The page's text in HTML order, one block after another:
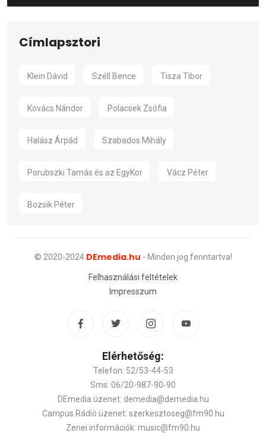
Címlapsztori
Klein Dávid Széll Bence Tisza Tibor
Kovács Nándor Polacsek Zsófia
Halász Árpád Szabados Mihály
Porubszki Tamás és az EgyKor Vácz Péter
Bozsik Péter
© 2020-2024 DEmedia.hu - Minden jog fenntartva!
Felhasználási feltételek
Impresszum
Elérhetőség:
Telefon: 52/53-44-53
Sms: 06/20-987-90-90
DEmedia üzenet: demedia@demedia.hu
Campus Rádió üzenet: szerkesztoseg@fm90.hu
Zenei információk: music@fm90.hu